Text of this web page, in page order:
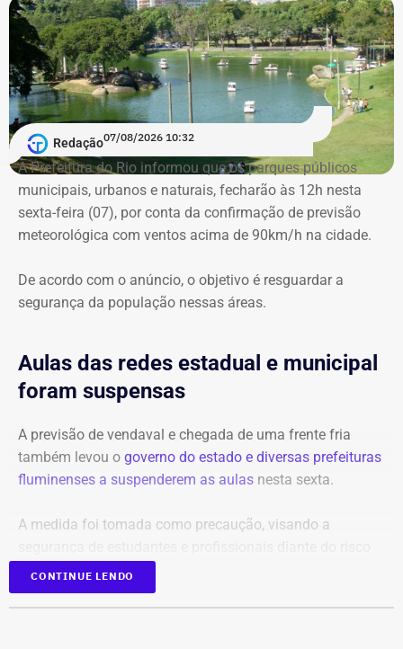
Nas eleições de 2026, concorre novamente a uma vaga
na Assembleia Legislativa (Alerj) pelo PSD.
O despacho é assinado pelo juiz de direito Carlos
Eduardo Carvalho de Figueredo, o mesmo que manteve a
punição disciplinar de 15 dias de detenção administrativa
contra o oficial em decorrência do Processo
Administrativo Disciplinar (PAD) por denúncias de
assédio sexual e moral contra bombeiras subordinadas.
Redação07/08/2026 10:32
A Prefeitura do Rio informou que os parques públicos
municipais, urbanos e naturais, fecharão às 12h nesta
sexta-feira (07), por conta da confirmação de previsão
meteorológica com ventos acima de 90km/h na cidade.
De acordo com o anúncio, o objetivo é resguardar a
segurança da população nessas áreas.
Aulas das redes estadual e municipal
foram suspensas
A previsão de vendaval e chegada de uma frente fria
também levou o governo do estado e diversas prefeituras
fluminenses a suspenderem as aulas nesta sexta.
A medida foi tomada como precaução, visando a
de rajadas que podem ultrapassar os 90 km/h em
diversas regiões.
CONTINUE LENDO